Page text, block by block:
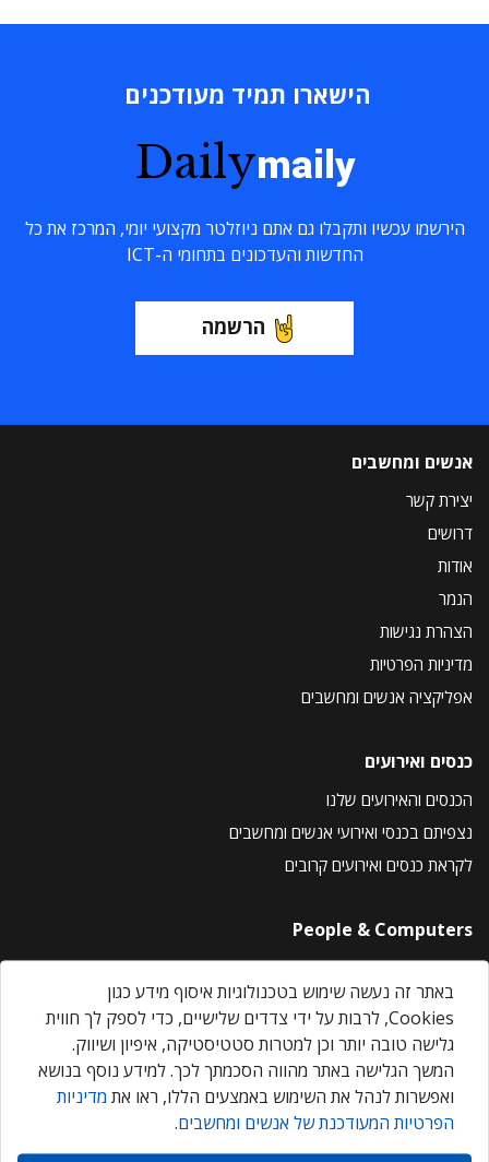
הישארו תמיד מעודכנים
Dailymaily
הירשמו עכשיו ותקבלו גם אתם ניוזלטר מקצועי יומי, המרכז את כל
החדשות והעדכונים בתחומי ה-ICT
הרשמה
אנשים ומחשבים
יצירת קשר
דרושים
אודות
הנמר
הצהרת נגישות
מדיניות הפרטיות
אפליקציה אנשים ומחשבים
כנסים ואירועים
הכנסים והאירועים שלנו
נצפיתם בכנסי ואירועי אנשים ומחשבים
לקראת כנסים ואירועים קרובים
People & Computers
About Us
Privacy Policy
Contact Us
Our Events
אנשים ומחשבים © 2026 – כל הזכויות שמורות
באתר זה נעשה שימוש בטכנולוגיות איסוף מידע כגון
Cookies, לרבות על ידי צדדים שלישיים, כדי לספק לך חווית
גלישה טובה יותר וכן למטרות סטטיסטיקה, איפיון ושיווק.
המשך הגלישה באתר מהווה הסכמתך לכך. למידע נוסף בנושא
ואפשרות לנהל את השימוש באמצעים הללו, ראו את מדיניות
הפרטיות המעודכנת של אנשים ומחשבים.